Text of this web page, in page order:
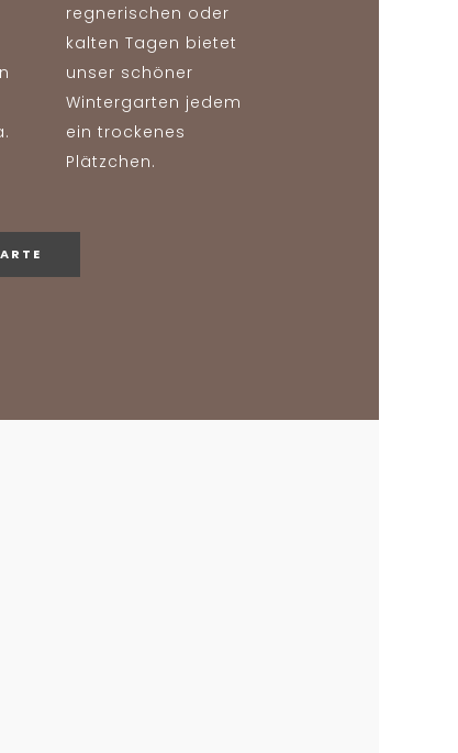
regnerischen oder
kalten Tagen bietet
unser schöner
Wintergarten jedem
ein trockenes
Plätzchen.